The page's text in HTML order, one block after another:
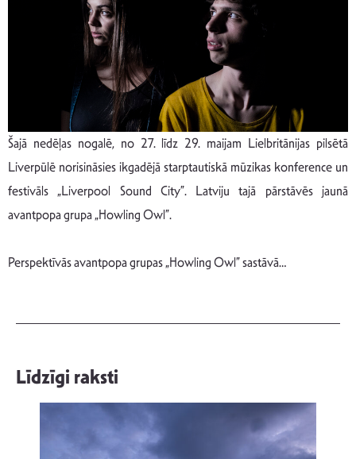
Šajā nedēļas nogalē, no 27. līdz 29. maijam Lielbritānijas pilsētā
Liverpūlē norisināsies ikgadējā starptautiskā mūzikas konference un
festivāls „Liverpool Sound City”. Latviju tajā pārstāvēs jaunā
avantpopa grupa „Howling Owl”.
Perspektīvās avantpopa grupas „Howling Owl” sastāvā…
Līdzīgi raksti